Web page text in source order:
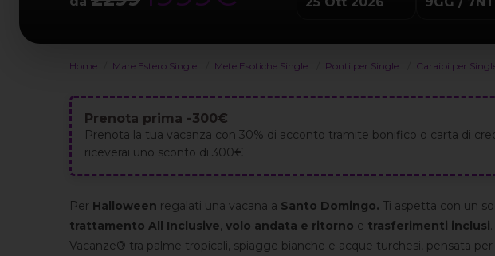
Home Mare Estero Single Mete Esotiche Single Ponti per Single Caraibi per
Prenota prima -300€
Prenota la tua vacanza con 30% di acconto tramite bonifico o carta di
riceverai uno sconto di 300€
Per Halloween regalati una vacana a Santo Domingo. Ti aspetta con un
trattamento All Inclusive, volo andata e ritorno e trasferimenti inclusi
Vacanze® tra palme tropicali, spiagge bianche e acque turchesi, pensata